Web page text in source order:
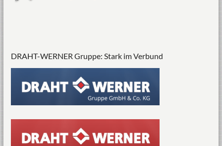
DRAHT-WERNER Gruppe: Stark im Verbund